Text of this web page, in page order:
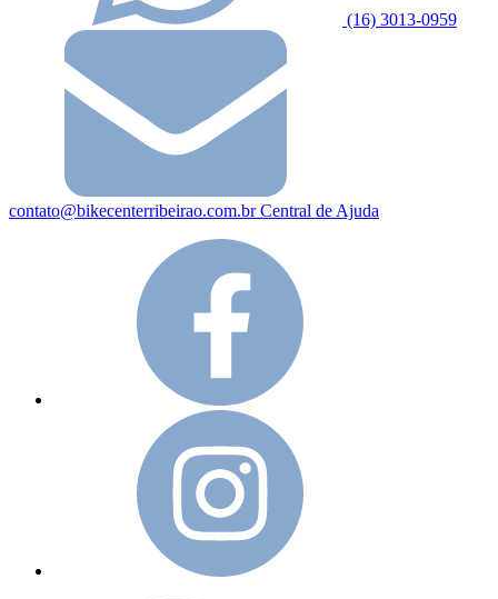
(16) 3013-0959
contato@bikecenterribeirao.com.brCentral de Ajuda